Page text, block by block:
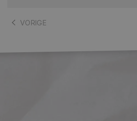
VORIGE